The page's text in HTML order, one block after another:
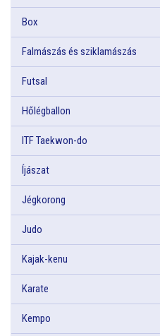
Box
Falmászás és sziklamászás
Futsal
Hőlégballon
ITF Taekwon-do
Íjászat
Jégkorong
Judo
Kajak-kenu
Karate
Kempo